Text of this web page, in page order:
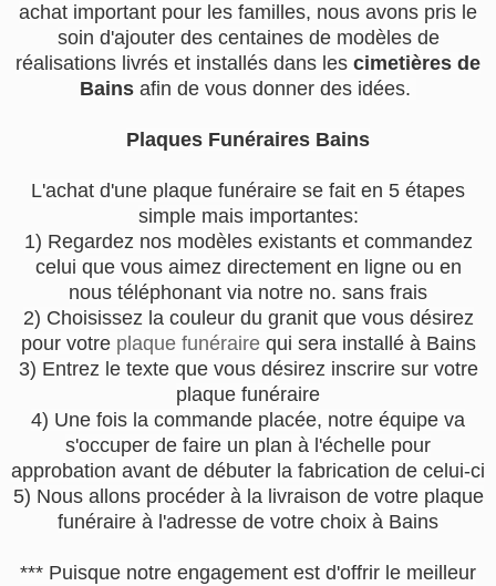
achat important pour les familles, nous avons pris le
soin d'ajouter des centaines de modèles de
réalisations livrés et installés dans les cimetières de
Bains afin de vous donner des idées.
Plaques Funéraires Bains
L'achat d'une plaque funéraire se fait en 5 étapes
simple mais importantes:
1) Regardez nos modèles existants et commandez
celui que vous aimez directement en ligne ou en
nous téléphonant via notre no. sans frais
2) Choisissez la couleur du granit que vous désirez
pour votre plaque funérairequi sera installé à Bains
3) Entrez le texte que vous désirez inscrire sur votre
plaque funéraire
4) Une fois la commande placée, notre équipe va
s'occuper de faire un plan à l'échelle pour
approbation avant de débuter la fabrication de celui-ci
5) Nous allons procéder à la livraison de votre plaque
funéraire à l'adresse de votre choix à Bains
*** Puisque notre engagement est d'offrir le meilleur